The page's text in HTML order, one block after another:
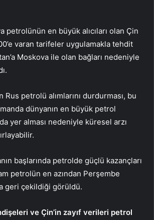
petrolünün en büyük alıcıları olan Çin
varan tarifeler uygulamakla tehdit
Moskova ile olan bağları nedeniyle
Rus petrolü alımlarını durdurması, bu
dünyanın en büyük petrol
yer alması nedeniyle küresel arzı
başlarında petrolde güçlü kazançları
petrolün en azından Perşembe
geri çekildiği görüldü.
ve Çin’in zayıf verileri petrol